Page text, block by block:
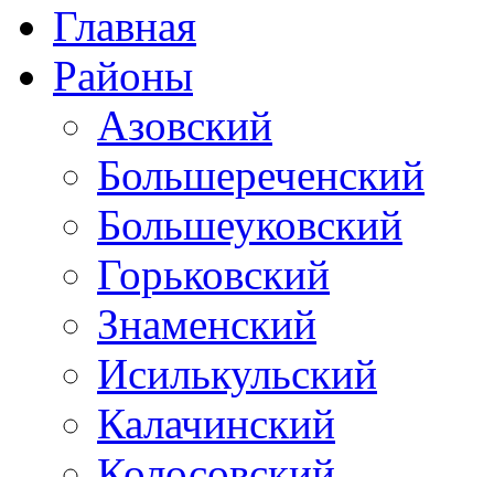
Главная
Районы
Азовский
Большереченский
Большеуковский
Горьковский
Знаменский
Исилькульский
Калачинский